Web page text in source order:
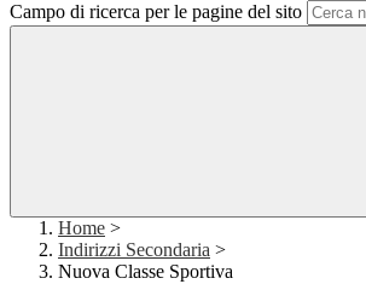
Campo di ricerca per le pagine del sito
Home >
Indirizzi Secondaria >
Nuova Classe Sportiva